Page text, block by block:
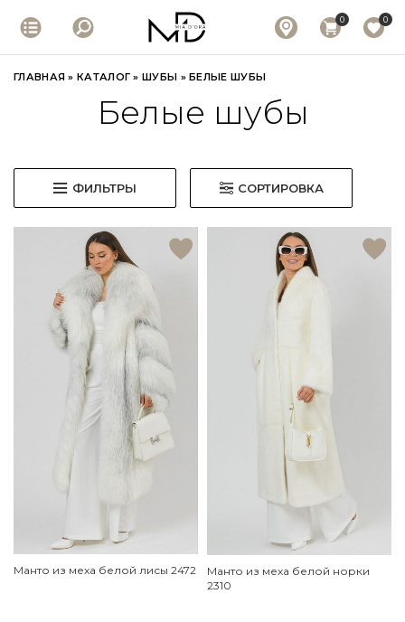
0 0
ГЛАВНАЯ »КАТАЛОГ »ШУБЫ »БЕЛЫЕ ШУБЫ
Белые шубы
ФИЛЬТРЫ СОРТИРОВКА
Манто из меха белой лисы 2472
Манто из меха белой норки
2310